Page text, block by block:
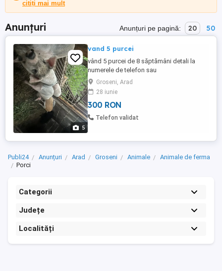
citiți mai mult
Anunțuri Anunțuri pe pagină: 20 50
5
vand 5 purcei
vând 5 purcei de 8 săptămâni detali la
numerele de telefon sau
Groseni, Arad
28 iunie
300 RON
Telefon validat
Publi24 Anunțuri Arad Groseni Animale
Animale de ferma
Porci
Categorii
Județe
Localități